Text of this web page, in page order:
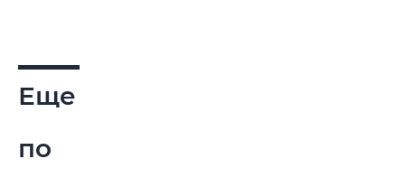
Еще
по